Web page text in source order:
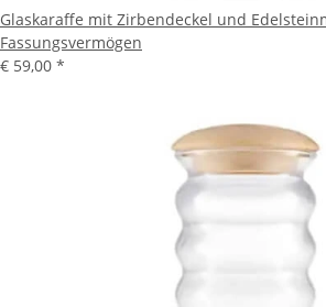
Glaskaraffe mit Zirbendeckel und
Fassungsvermögen
€ 59,00 *